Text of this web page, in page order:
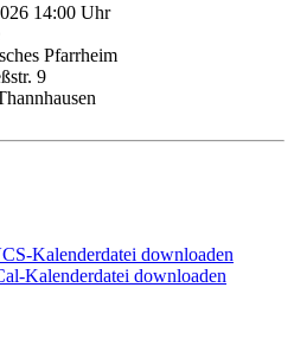
14:00 Uhr
Pfarrheim
9
Kalenderdatei downloaden
Kalenderdatei downloaden